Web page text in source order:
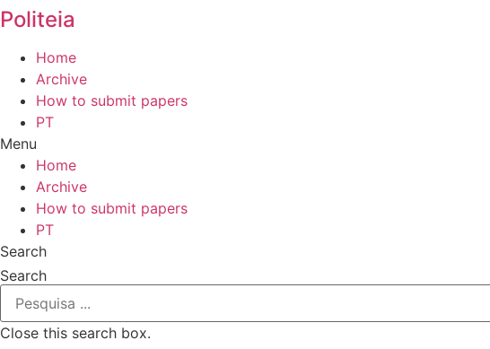
Politeia
Home
Archive
How to submit papers
PT
Menu
Home
Archive
How to submit papers
PT
Search
Search
Close this search box.